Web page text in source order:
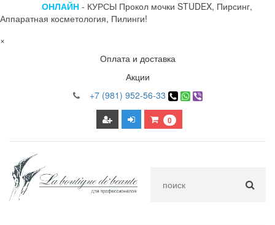
ОНЛАЙН - КУРСЫ Прокол мочки STUDEX, Пирсинг,
Аппаратная косметология, Пилинги!
×
Оплата и доставка
Акции
+7 (981) 952-56-33
0